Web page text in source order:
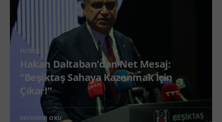
FUTBOL
Hakan Daltaban'dan Net Mesaj:
“Beşiktaş Sahaya Kazanmak İçin
Çıkar!”
DEVAMINI OKU